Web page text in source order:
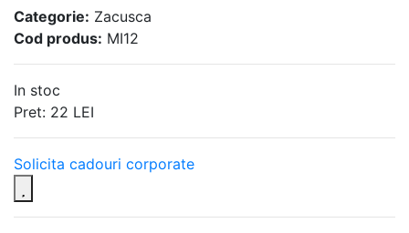
Categorie: Zacusca
Cod produs: MI12
In stoc
Pret: 22 LEI
Solicita cadouri corporate